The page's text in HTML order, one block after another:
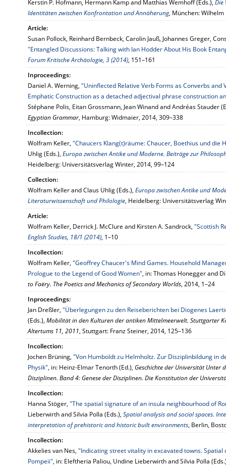
Kerstin P. Hofmann, Hermann Kamp and Matthias Wemhoff (Eds.), Die
Identitäten zwischen Konfrontation und Annäherung, München: Wilhelm
Article:
Susan Pollock, Reinhard Bernbeck, Carolin Jauß, Johannes Greger,
"Entangled Discussions: Talking with Ian Hodder About His Book
Forum Kritische Archäologie, 3 (2014), 151–161
Inproceedings:
Daniel A. Werning, "Uninflected Relative Verb Forms as Converbs and
Emphatic Construction as a detached adjectival phrase construction
Stéphane Polis, Eitan Grossmann, Jean Winand and Andréas Stauder
Egyptian Grammar, Hamburg: Widmaier, 2014, 309–338
Incollection:
Wolfram Keller, "Chaucers Klang(t)räume: Chaucer, Boethius und die
Uhlig (Eds.), Europa zwischen Antike und Moderne. Beiträge zur
Heidelberg: Universitätsverlag Winter, 2014, 99–124
Collection:
Wolfram Keller and Claus Uhlig (Eds.), Europa zwischen Antike und
Literaturwissenschaft und Philologie, Heidelberg: Universitätsverlag
Article:
Wolfram Keller, Derrick J. McClure and Kirsten A. Sandrock, "Scottish
English Studies, 18/1 (2014), 1–10
Incollection:
Wolfram Keller, "Geoffrey Chaucer's Mind Games. Household
Prologue to the Legend of Good Women", in: Thomas Honegger and
to Faëry. The Poetics and Mechanics of Secondary Worlds, 2014, 1–24
Inproceedings:
Jan Dreßler, "Überlegungen zu den Reiseberichten bei Diogenes
(Eds.), Mobilität in den Kulturen der antiken Mittelmeerwelt. Stuttgarter
Altertums 11, 2011, Stuttgart: Franz Steiner, 2014, 125–136
Incollection:
Jochen Brüning, "Von Humboldt zu Helmholtz. Zur Disziplinbildung in
Physik", in: Heinz-Elmar Tenorth (Ed.), Geschichte der Universität Unter
Disziplinen. Band 4: Genese der Disziplinen. Die Konstitution der
Incollection:
Hanna Stöger, "The spatial signature of an insula neighbourhood of
Lieberwirth and Silvia Polla (Eds.), Spatial analysis and social spaces.
interpretation of prehistoric and historic built environments, Berlin,
Incollection:
Akkelies van Nes, "Indicating street vitality in excavated towns.
Pompeii", in: Eleftheria Paliou, Undine Lieberwirth and Silvia Polla